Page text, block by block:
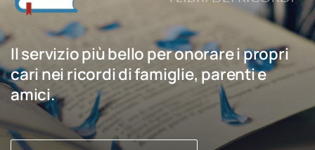
Il servizio più bello per onorare i propri
cari nei ricordi di famiglie, parenti e
amici.